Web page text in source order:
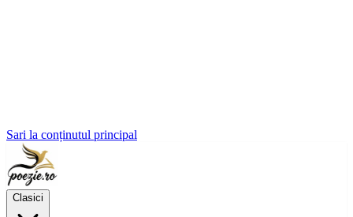
Sari la conținutul principal
Clasici